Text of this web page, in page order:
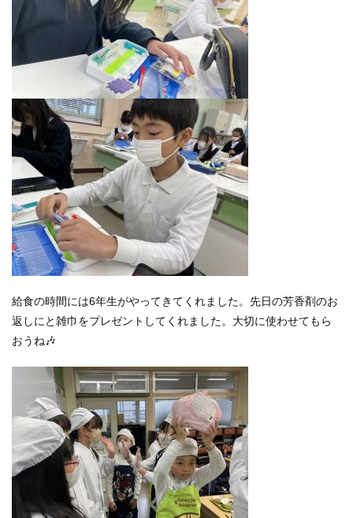
給食の時間には6年生がやってきてくれました。先日の芳香剤のお
返しにと雑巾をプレゼントしてくれました。大切に使わせてもら
おうね🎶